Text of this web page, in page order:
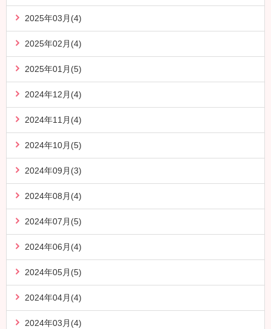
2025年03月(4)
2025年02月(4)
2025年01月(5)
2024年12月(4)
2024年11月(4)
2024年10月(5)
2024年09月(3)
2024年08月(4)
2024年07月(5)
2024年06月(4)
2024年05月(5)
2024年04月(4)
2024年03月(4)